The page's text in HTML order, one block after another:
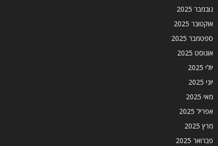
נובמבר 2025
אוקטובר 2025
ספטמבר 2025
אוגוסט 2025
יולי 2025
יוני 2025
מאי 2025
אפריל 2025
מרץ 2025
פברואר 2025